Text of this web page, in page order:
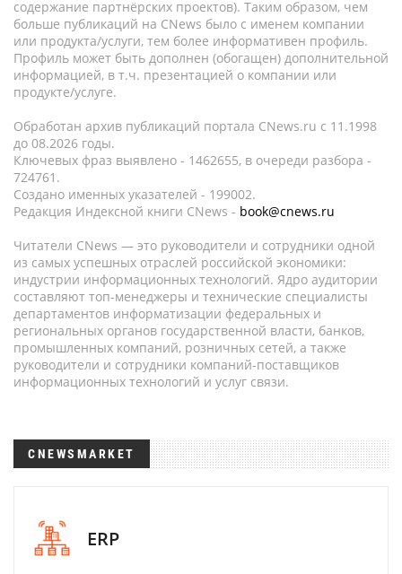
содержание партнёрских проектов). Таким образом, чем
больше публикаций на CNews было с именем компании
или продукта/услуги, тем более информативен профиль.
Профиль может быть дополнен (обогащен) дополнительной
информацией, в т.ч. презентацией о компании или
продукте/услуге.
Обработан архив публикаций портала CNews.ru c 11.1998
до 08.2026 годы.
Ключевых фраз выявлено - 1462655, в очереди разбора -
724761.
Создано именных указателей - 199002.
Редакция Индексной книги CNews - book@cnews.ru
Читатели CNews — это руководители и сотрудники одной
из самых успешных отраслей российской экономики:
индустрии информационных технологий. Ядро аудитории
составляют топ-менеджеры и технические специалисты
департаментов информатизации федеральных и
региональных органов государственной власти, банков,
промышленных компаний, розничных сетей, а также
руководители и сотрудники компаний-поставщиков
информационных технологий и услуг связи.
CNEWSMARKET
ERP